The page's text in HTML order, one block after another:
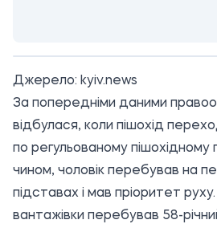
Джерело: kyiv.news
За попередніми даними
відбулася, коли пішохід
по регульованому
чином, чоловік перебував на
підставах і мав пріоритет
вантажівки перебував 58-